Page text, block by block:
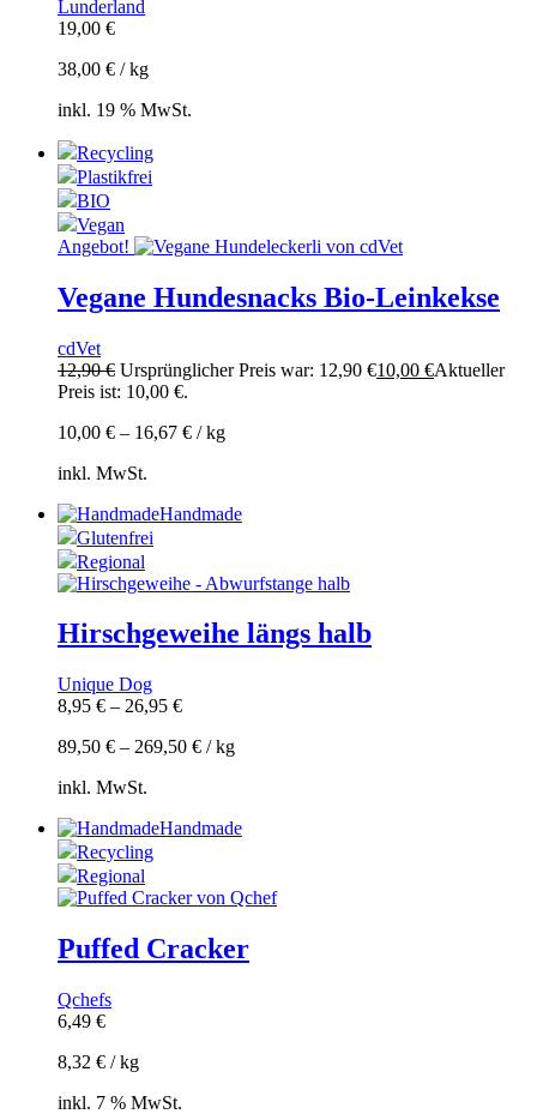
Lunderland
19,00 €
38,00 € /kg
inkl. 19 % MwSt.
Recycling
Plastikfrei
BIO
Vegan
Angebot!
Vegane Hundesnacks Bio-Leinkekse
cdVet
12,90€ Ursprünglicher Preis war: 12,90 €10,00 €Aktueller
Preis ist: 10,00 €.
10,00 € – 16,67 € /kg
inkl. MwSt.
Handmade
Glutenfrei
Regional
Hirschgeweihe längs halb
Unique Dog
8,95 € – 26,95 €
89,50 € – 269,50 € /kg
inkl. MwSt.
Handmade
Recycling
Regional
Puffed Cracker
Qchefs
6,49 €
8,32 € /kg
inkl. 7 % MwSt.